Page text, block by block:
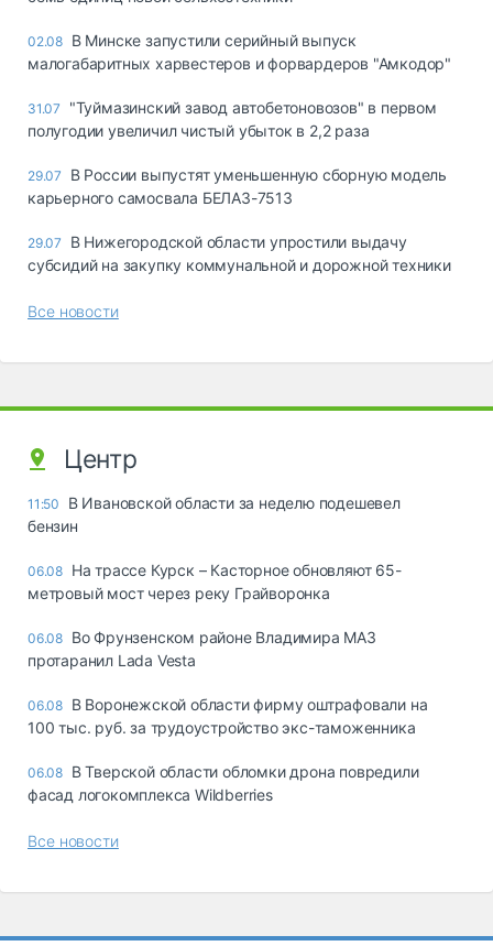
02.08 В Минске запустили серийный выпуск
малогабаритных харвестеров и форвардеров "Амкодор"
31.07
"Туймазинский завод автобетоновозов" в первом
полугодии увеличил чистый убыток в 2,2 раза
29.07
В России выпустят уменьшенную сборную модель
карьерного самосвала БЕЛАЗ-7513
29.07
В Нижегородской области упростили выдачу
субсидий на закупку коммунальной и дорожной техники
Все новости
Центр
11:50
В Ивановской области за неделю подешевел
бензин
06.08 На трассе Курск – Касторное обновляют 65-
метровый мост через реку Грайворонка
06.08 Во Фрунзенском районе Владимира МАЗ
протаранил Lada Vesta
06.08 В Воронежской области фирму оштрафовали на
100 тыс. руб. за трудоустройство экс-таможенника
06.08 В Тверской области обломки дрона повредили
фасад логокомплекса Wildberries
Все новости